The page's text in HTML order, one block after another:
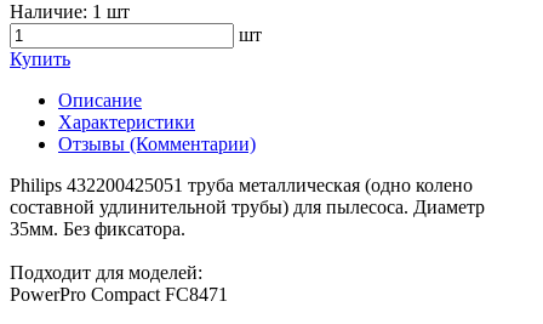
Наличие: 1 шт
шт
Купить
Описание
Характеристики
Отзывы (Комментарии)
Philips 432200425051 труба металлическая (одно колено
составной удлинительной трубы) для пылесоса. Диаметр
35мм. Без фиксатора.
Подходит для моделей:
PowerPro Compact FC8471